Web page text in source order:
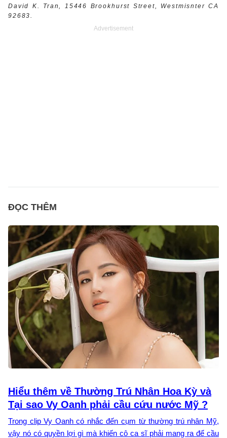
David K. Tran, 15446 Brookhurst Street, Westmisnter CA
92683.
Advertisement
ĐỌC THÊM
Hiểu thêm về Thường Trú Nhân Hoa Kỳ và
Tại sao Vy Oanh phải cầu cứu nước Mỹ ?
Trong clip Vy Oanh có nhắc đến cụm từ thường trú nhân Mỹ,
vậy nó có quyền lợi gì mà khiến cô ca sĩ phải mang ra để cầu